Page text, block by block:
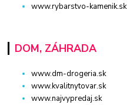
www.rybarstvo-kamenik.sk
DOM, ZÁHRADA
www.dm-drogeria.sk
www.kvalitnytovar.sk
www.najvypredaj.sk